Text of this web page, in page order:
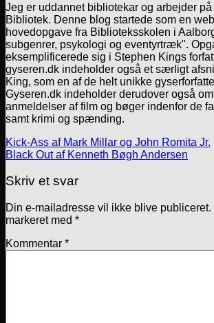
Jeg er uddannet bibliotekar og arbejder
Bibliotek. Denne blog startede som en
hovedopgave fra Biblioteksskolen i
subgenrer, psykologi og eventyrtræk".
eksemplificerede sig i Stephen Kings
gyseren.dk indeholder også et særligt
King, som en af de helt unikke
Gyseren.dk indeholder derudover også
anmeldelser af film og bøger indenfor de
samt krimi og spænding.
Kick-Ass af Mark Millar og John Romita Jr.
Black Out af Kenneth Bøgh Andersen
Skriv et svar
Din e-mailadresse vil ikke blive publiceret.
markeret med *
Kommentar *